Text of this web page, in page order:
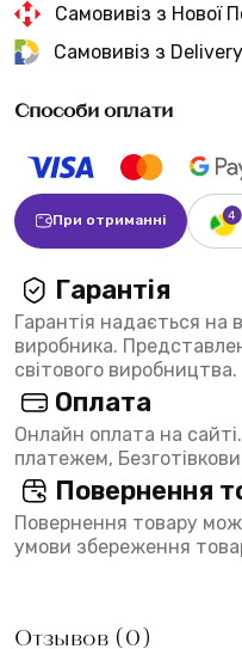
Самовивіз з Нової
Самовивіз з Delivery
Способи оплати
При отриманні
Гарантія
Гарантія надається на
виробника.
світового виробництва.
Оплата
Онлайн оплата на
платежем,
Повернення
Повернення товару
умови збереження
Отзывов (0)